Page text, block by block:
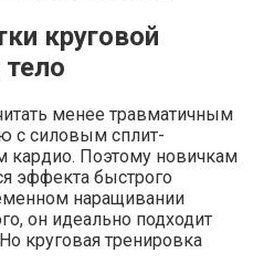
круговой
менее травматичным
с силовым сплит-
кардио. Поэтому новичкам
эффекта быстрого
наращивании
он идеально подходит
круговая тренировка